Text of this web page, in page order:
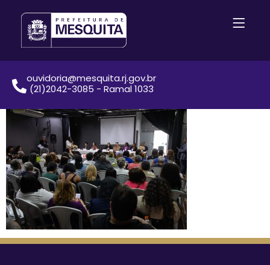
ouvidoria@mesquita.rj.gov.br
(21)2042-3085 - Ramal 1033